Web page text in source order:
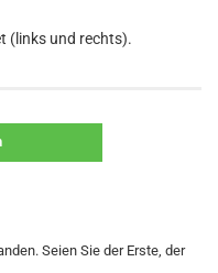
(links und rechts).
Seien Sie der Erste, der